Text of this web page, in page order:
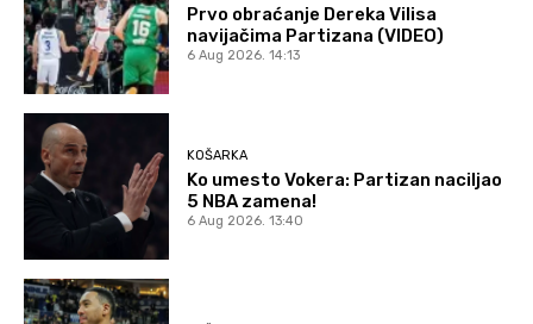
Prvo obraćanje Dereka Vilisa
navijačima Partizana (VIDEO)
6 Aug 2026. 14:13
KOŠARKA
Ko umesto Vokera: Partizan naciljao
5 NBA zamena!
6 Aug 2026. 13:40